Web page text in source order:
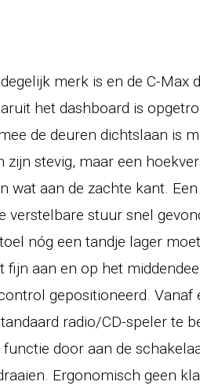
merk is en de C-Max
het dashboard is
de deuren dichtslaan is
zijn stevig, maar een
wat aan de zachte kant.
verstelbare stuur snel
nóg een tandje lager
aan en op het
gepositioneerd. Vanaf
radio/CD-speler te
door aan de
Ergonomisch geen